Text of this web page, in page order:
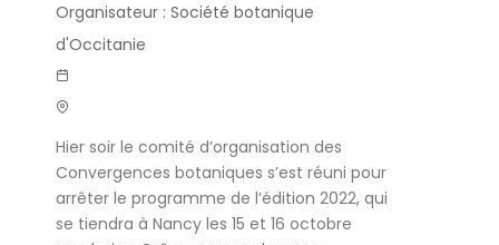
Organisateur : Société botanique
d'Occitanie
Hier soir le comité d’organisation des
Convergences botaniques s’est réuni pour
arrêter le programme de l’édition 2022, qui
se tiendra à Nancy les 15 et 16 octobre